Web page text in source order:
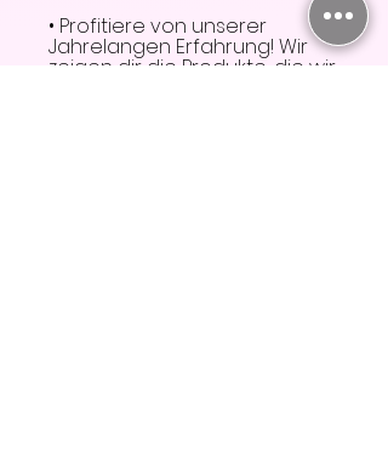
• Profitiere von unserer
Jahrelangen Erfahrung! Wir
zeigen dir die Produkte, die wir